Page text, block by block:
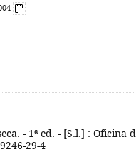
- 1ª ed. - [S.l.] : Oficina
29-4